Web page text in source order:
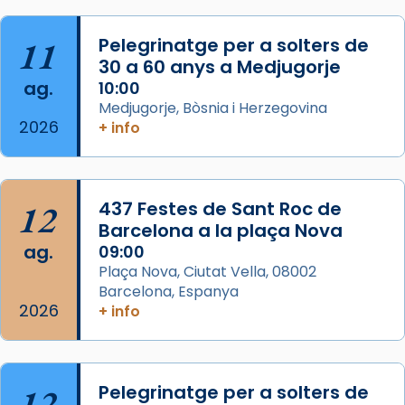
«Si vols saber què és calor, ves per les
Santes a Mataró»🥵.
Photo
View on Facebook ·
Jaume, fill de Zebedeu, és juntament amb el
seu germà Joan i Pere un dels que
acompanyava més de prop Jesús.
Segons el llibre dels Fets (12,2) fou el primer
apòstol màrtir, decapitat a Jerusalem per
Herodes Agripa (vers l'any 44).
Regnes castellans i més tard de tota
11
ag.
2026
Pelegrinatge per a solters de
30 a 60 anys a Medjugorje
10:00
Medjugorje, Bòsnia i Herzegovina
+ info
12
ag.
2026
437 Festes de Sant Roc de
Barcelona a la plaça Nova
09:00
Plaça Nova, Ciutat Vella, 08002
Barcelona, Espanya
+ info
Pelegrinatge per a solters de